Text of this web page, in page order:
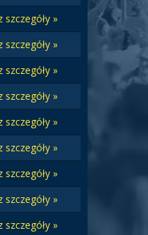
szczegóły »
szczegóły »
szczegóły »
szczegóły »
szczegóły »
szczegóły »
szczegóły »
szczegóły »
szczegóły »